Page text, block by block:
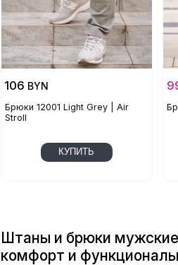
Брюки 12001 Light Grey | Air
Stroll
106 BYN
КУПИТЬ
Штаны и брюки
комфорт и